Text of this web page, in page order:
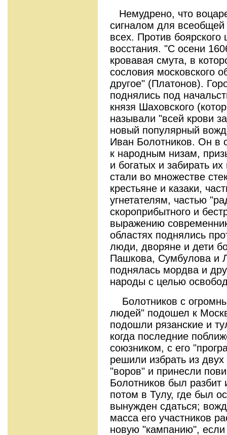
Немудрено, что
сигналом для
всех. Против
восстания. "С осени
кровавая смута, в
сословия московского
другое" (Платонов).
поднялись под
князя Шаховского
называли "всей крови
новый популярный
Иван Болотников. Он в
к народным низам,
и богатых и забирать
стали во множестве
крестьяне и казаки,
угнетателям, частью
скороприбытного и
выражению
областях поднялись
люди, дворяне и дети
Пашкова, Сумбулова и
поднялась мордва и
народы с целью
Болотников с
людей" подошел к
подошли рязанские и
когда последние
союзником, с его
решили избрать из
"воров" и принесли
Болотников был разбит
потом в Тулу, где был
вынужден сдаться;
масса его участников
новую "кампанию",